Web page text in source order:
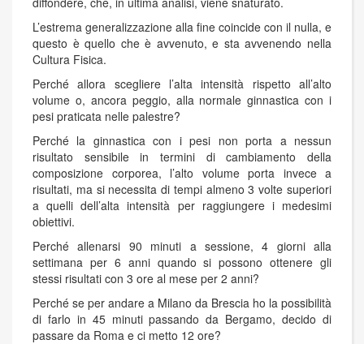
L’estrema generalizzazione alla fine coincide con il nulla, e
questo è quello che è avvenuto, e sta avvenendo nella
Cultura Fisica.
Perché allora scegliere l’alta intensità rispetto all’alto
volume o, ancora peggio, alla normale ginnastica con i
pesi praticata nelle palestre?
Perché la ginnastica con i pesi non porta a nessun
risultato sensibile in termini di cambiamento della
composizione corporea, l’alto volume porta invece a
risultati, ma si necessita di tempi almeno 3 volte superiori
a quelli dell’alta intensità per raggiungere i medesimi
obiettivi.
Perché allenarsi 90 minuti a sessione, 4 giorni alla
settimana per 6 anni quando si possono ottenere gli
stessi risultati con 3 ore al mese per 2 anni?
Perché se per andare a Milano da Brescia ho la possibilità
di farlo in 45 minuti passando da Bergamo, decido di
passare da Roma e ci metto 12 ore?